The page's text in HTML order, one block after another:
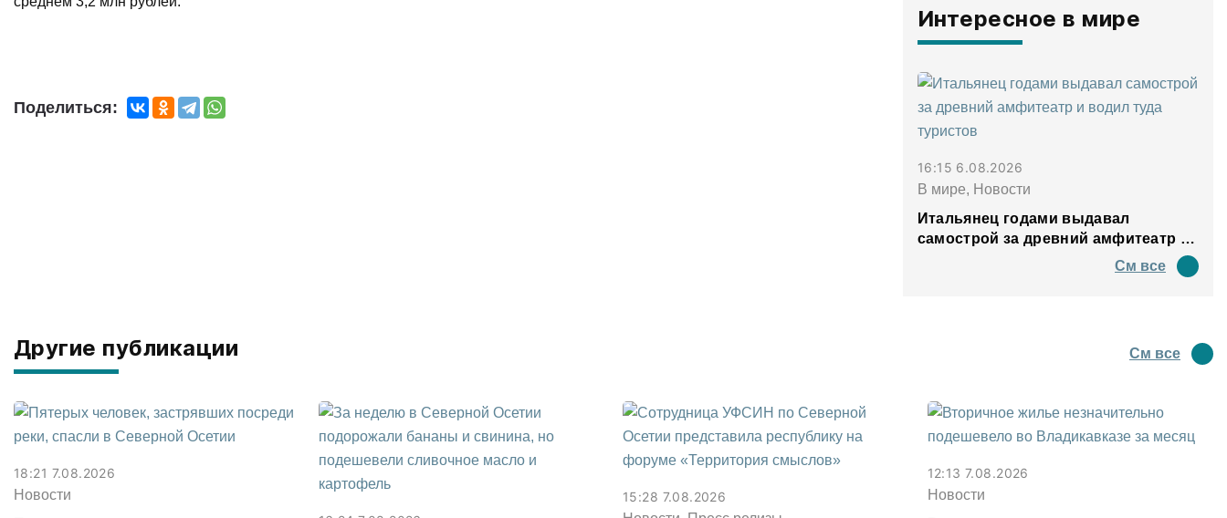
Поделиться:
Интересное в мире
16:15 6.08.2026
В мире, Новости
Итальянец годами выдавал
самострой за древний амфитеатр и
См все
Другие публикации См все
18:21 7.08.2026
Новости
15:28 7.08.2026
12:13 7.08.2026
Новости